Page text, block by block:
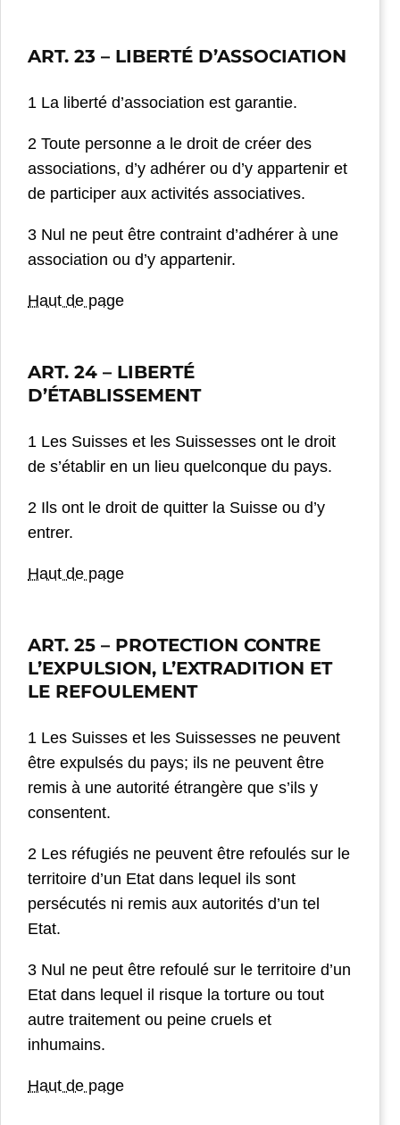
ART. 23 – LIBERTÉ D’ASSOCIATION
1 La liberté d’association est garantie.
2 Toute personne a le droit de créer des
associations, d’y adhérer ou d’y appartenir et
de participer aux activités associatives.
3 Nul ne peut être contraint d’adhérer à une
association ou d’y appartenir.
Haut de page
ART. 24 – LIBERTÉ
D’ÉTABLISSEMENT
1 Les Suisses et les Suissesses ont le droit
de s’établir en un lieu quelconque du pays.
2 Ils ont le droit de quitter la Suisse ou d’y
entrer.
Haut de page
ART. 25 – PROTECTION CONTRE
L’EXPULSION, L’EXTRADITION ET
LE REFOULEMENT
1 Les Suisses et les Suissesses ne peuvent
être expulsés du pays; ils ne peuvent être
remis à une autorité étrangère que s’ils y
consentent.
2 Les réfugiés ne peuvent être refoulés sur le
territoire d’un Etat dans lequel ils sont
persécutés ni remis aux autorités d’un tel
Etat.
3 Nul ne peut être refoulé sur le territoire d’un
Etat dans lequel il risque la torture ou tout
autre traitement ou peine cruels et
inhumains.
Haut de page